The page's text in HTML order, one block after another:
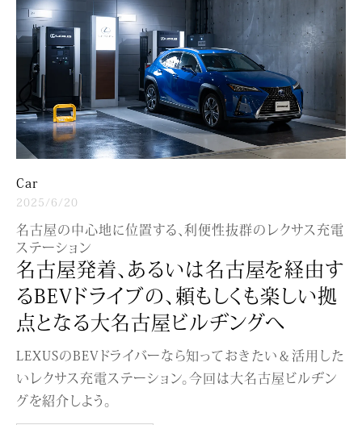
Car
2025/6/20
名古屋の中心地に位置する、利便性抜群のレクサス充電
ステーション
名古屋発着、あるいは名古屋を経由す
るBEVドライブの、頼もしくも楽しい拠
点となる大名古屋ビルヂングへ
LEXUSのBEVドライバーなら知っておきたい＆活用した
いレクサス充電ステーション。今回は大名古屋ビルヂン
グを紹介しよう。